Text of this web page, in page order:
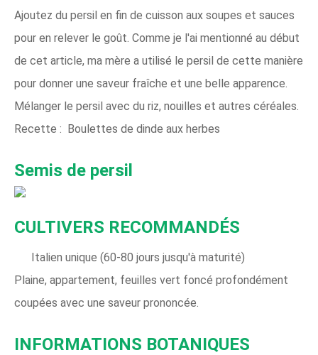
Ajoutez du persil en fin de cuisson aux soupes et sauces
pour en relever le goût. Comme je l'ai mentionné au début
de cet article, ma mère a utilisé le persil de cette manière
pour donner une saveur fraîche et une belle apparence.
Mélanger le persil avec du riz, nouilles et autres céréales.
Recette : Boulettes de dinde aux herbes
Semis de persil
CULTIVERS RECOMMANDÉS
Italien unique (60-80 jours jusqu'à maturité)
Plaine, appartement, feuilles vert foncé profondément
coupées avec une saveur prononcée.
INFORMATIONS BOTANIQUES